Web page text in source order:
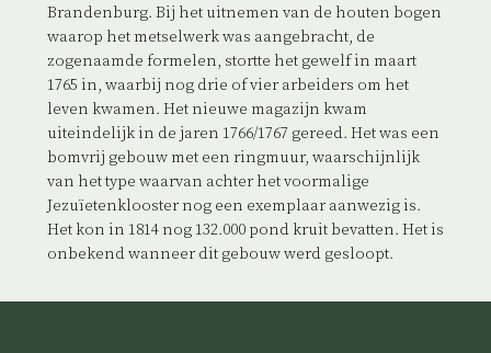
Brandenburg. Bij het uitnemen van de houten bogen
waarop het metselwerk was aangebracht, de
zogenaamde formelen, stortte het gewelf in maart
1765 in, waarbij nog drie of vier arbeiders om het
leven kwamen. Het nieuwe magazijn kwam
uiteindelijk in de jaren 1766/1767 gereed. Het was een
bomvrij gebouw met een ringmuur, waarschijnlijk
van het type waarvan achter het voormalige
Jezuïetenklooster nog een exemplaar aanwezig is.
Het kon in 1814 nog 132.000 pond kruit bevatten. Het is
onbekend wanneer dit gebouw werd gesloopt.